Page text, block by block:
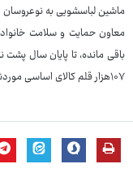
ماشین لباسشویی به نوعروسان
معاون حمایت و سلامت خانواده
باقی مانده، تا پایان سال
۱۰۷هزار قلم کالای اساسی موردنیاز مددجویان تامین و ارائه شده است.